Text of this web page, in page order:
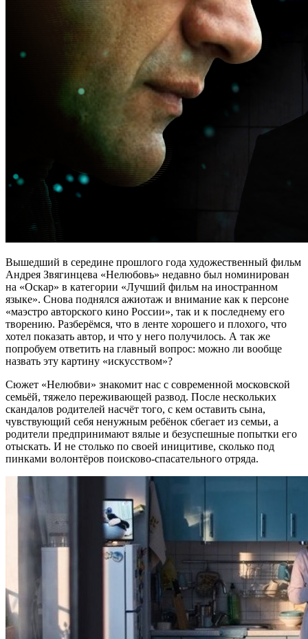
Вышедший в середине прошлого года художественный фильм
Андрея Звягинцева «Нелюбовь» недавно был номинирован
на «Оскар» в категории «Лучший фильм на иностранном
языке». Снова поднялся ажиотаж и внимание как к персоне
«маэстро авторского кино России», так и к последнему его
творению. Разберёмся, что в ленте хорошего и плохого, что
хотел показать автор, и что у него получилось. А так же
попробуем ответить на главный вопрос: можно ли вообще
назвать эту картину «искусством»?
Сюжет «Нелюбви» знакомит нас с современной московской
семьёй, тяжело переживающей развод. После нескольких
скандалов родителей насчёт того, с кем оставить сына,
чувствующий себя ненужным ребёнок сбегает из семьи, а
родители предпринимают вялые и безуспешные попытки его
отыскать. И не столько по своей иницитиве, сколько под
пинками волонтёров поисково-спасательного отряда.